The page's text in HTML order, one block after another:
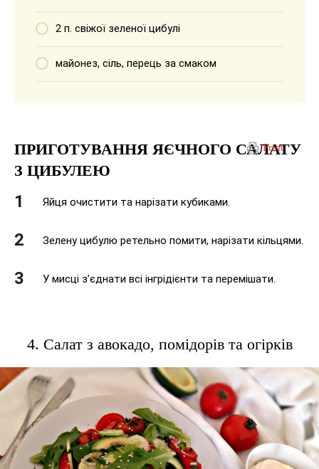
2 п. свіжої зеленої цибулі
майонез, сіль, перець за смаком
Print
ПРИГОТУВАННЯ ЯЄЧНОГО САЛАТУ
З ЦИБУЛЕЮ
Яйця очистити та нарізати кубиками.
Зелену цибулю ретельно помити, нарізати кільцями.
У мисці з’єднати всі інгрідієнти та перемішати.
4. Салат з авокадо, помідорів та огірків